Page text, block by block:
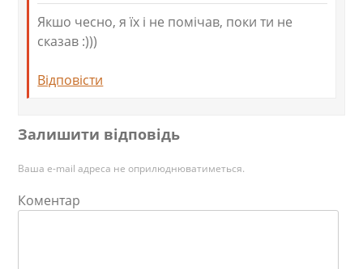
Якшо чесно, я їх і не помічав, поки ти не
сказав :)))
Відповіcти
Залишити відповідь
Ваша e-mail адреса не оприлюднюватиметься.
Коментар